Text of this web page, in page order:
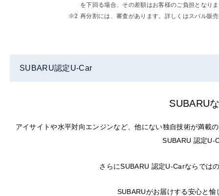
を下回る場合、その差額はお客様のご負担となり
再分割には、審査があります。詳しくはスバル販
SUBARU認定U-Car
SUBARU
アイサイトや水平対向エンジンなど、他にない独自技術が満載
SUBARU 認定U-
さらにSUBARU 認定U-Carならでは
SUBARUがお届けする安心と